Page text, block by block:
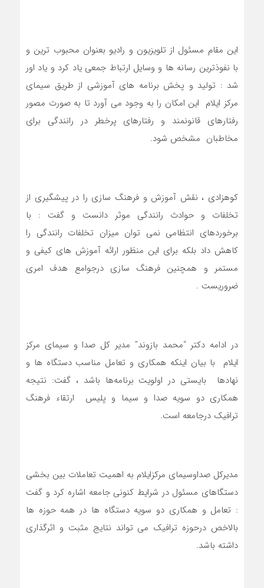
این مقام مسئول از تلویزیون و رادیو بعنوان محبوب ترین و
با نفوذترین رسانه ها و وسایل ارتباط جمعی یاد کرد و یاد اور
شد : تولید و پخش برنامه های آموزشی از طریق سیمای
مرکز ایلام این امکان را به وجود می آورد تا به صورت مصور
رفتارهای قانونمند و رفتارهای پرخطر در رانندگی برای
مخاطبان مشخص شود.
کوهزادی ، نقش آموزش و فرهنگ سازی را در پیشگیری از
تخلفات و حوادث رانندگی موثر دانست و گفت : با
برخوردهای انتظامی نمی توان میزان تخلفات رانندگی را
کاهش داد بلکه برای این منظور ارائه آموزش های کیفی و
مستمر و همچنین فرهنگ سازی درجوامع هدف امری
ضروریست .
در ادامه دکتر “محمد بازوند” مدیر کل صدا و سیمای مرکز
ایلام با بیان اینکه همکاری و تعامل مناسب دستگاه ها و
نهادها بایستی در اولویت برنامه‌ها باشد ، گفت: نتیجه
همکاری دو سویه صدا و سیما و پلیس ارتقاء فرهنگ
ترافیک درجامعه است.
مدیرکل صداوسیمای مرکزایلام به اهمیت تعاملات بین بخشی
دستگاهای مسئول در شرایط کنونی جامعه اشاره کرد و گفت
: تعامل و همکاری دو سویه دستگاه ها در همه حوزه ها
بالاخص درحوزه ترافیک می تواند نتایج مثبت و اثرگذاری
داشته باشد.